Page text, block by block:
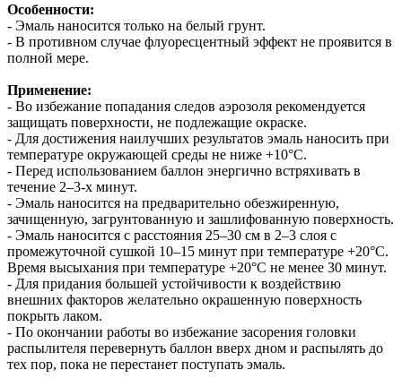
Особенности:
- Эмаль наносится только на белый грунт.
- В противном случае флуоресцентный эффект не проявится в
полной мере.
Применение:
- Во избежание попадания следов аэрозоля рекомендуется
защищать поверхности, не подлежащие окраске.
- Для достижения наилучших результатов эмаль наносить при
температуре окружающей среды не ниже +10°С.
- Перед использованием баллон энергично встряхивать в
течение 2–3-х минут.
- Эмаль наносится на предварительно обезжиренную,
зачищенную, загрунтованную и зашлифованную поверхность.
- Эмаль наносится с расстояния 25–30 см в 2–3 слоя с
промежуточной сушкой 10–15 минут при температуре +20°С.
Время высыхания при температуре +20°С не менее 30 минут.
- Для придания большей устойчивости к воздействию
внешних факторов желательно окрашенную поверхность
покрыть лаком.
- По окончании работы во избежание засорения головки
распылителя перевернуть баллон вверх дном и распылять до
тех пор, пока не перестанет поступать эмаль.